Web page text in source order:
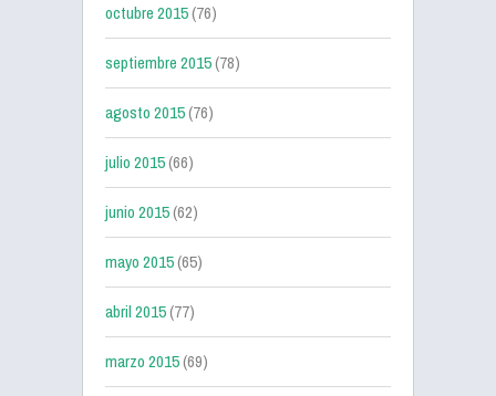
octubre 2015(76)
septiembre 2015(78)
agosto 2015(76)
julio 2015(66)
junio 2015(62)
mayo 2015(65)
abril 2015(77)
marzo 2015(69)